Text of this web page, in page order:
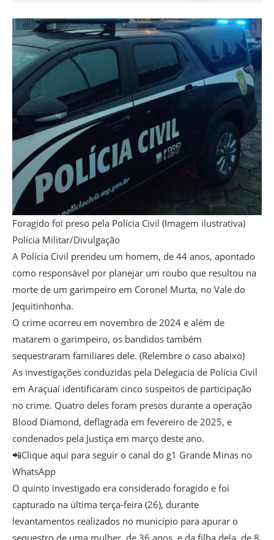
Foragido foi preso pela Polícia Civil (Imagem ilustrativa)
Polícia Militar/Divulgação
A Polícia Civil prendeu um homem, de 44 anos, apontado
como responsável por planejar um roubo que resultou na
morte de um garimpeiro em Coronel Murta, no Vale do
Jequitinhonha.
O crime ocorreu em novembro de 2024 e além de
matarem o garimpeiro, os bandidos também
sequestraram familiares dele. (Relembre o caso abaixo)
As investigações conduzidas pela Delegacia de Polícia Civil
em Araçuaí identificaram cinco suspeitos de participação
no crime. Quatro deles foram presos durante a operação
Blood Diamond, deflagrada em fevereiro de 2025, e
condenados pela Justiça em março deste ano.
📲Clique aqui para seguir o canal do g1 Grande Minas no
WhatsApp
O quinto investigado era considerado foragido e foi
capturado na última terça-feira (26), durante
levantamentos realizados no município para apurar o
sequestro de uma mulher, de 36 anos, e da filha dela, de 8